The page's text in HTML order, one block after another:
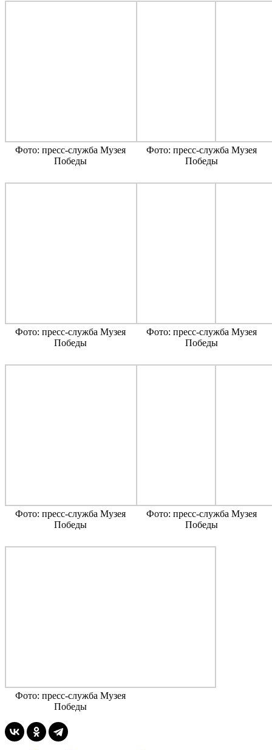
Фото: пресс-служба Музея
Победы
Фото: пресс-служба Музея
Победы
Фото: пресс-служба Музея
Победы
Фото: пресс-служба Музея
Победы
Фото: пресс-служба Музея
Победы
Фото: пресс-служба Музея
Победы
Фото: пресс-служба Музея
Победы